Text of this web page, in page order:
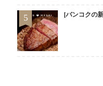
5 [バンコクの